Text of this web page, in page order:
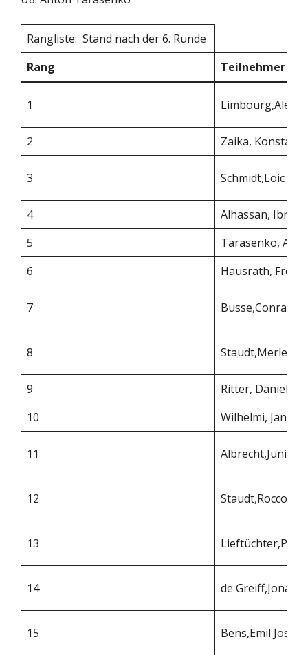
Rangliste: Stand nach der 6. Runde
Rang
Teilnehmer
1
2 Zaika,
3 Schmidt,Loic Alex
4
Alhassan,
5
Tarasenko,
6
Hausrath,
7 Busse,Conrad
8 Staudt,Merle
9
Ritter, Daniel
10
Wilhelmi, Jan
11 Albrecht,Junis
12 Staudt,Rocco
13 Lieftüchter,Phili
14 de Greiff,Jonas
15 Bens,Emil Josef